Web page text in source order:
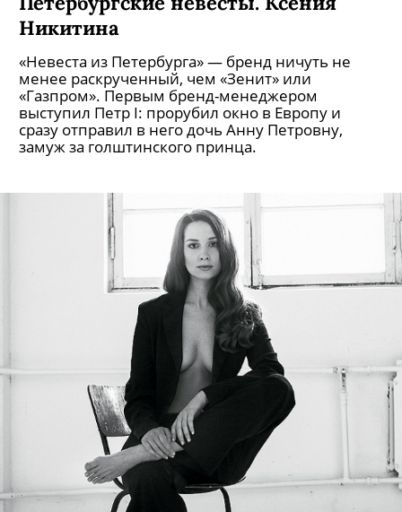
«Невеста из Петербурга» — бренд ничуть не
менее раскрученный, чем «Зенит» или
«Газпром». Первым бренд-менеджером
выступил Петр I: прорубил окно в Европу и
сразу отправил в него дочь Анну Петровну,
замуж за голштинского принца.